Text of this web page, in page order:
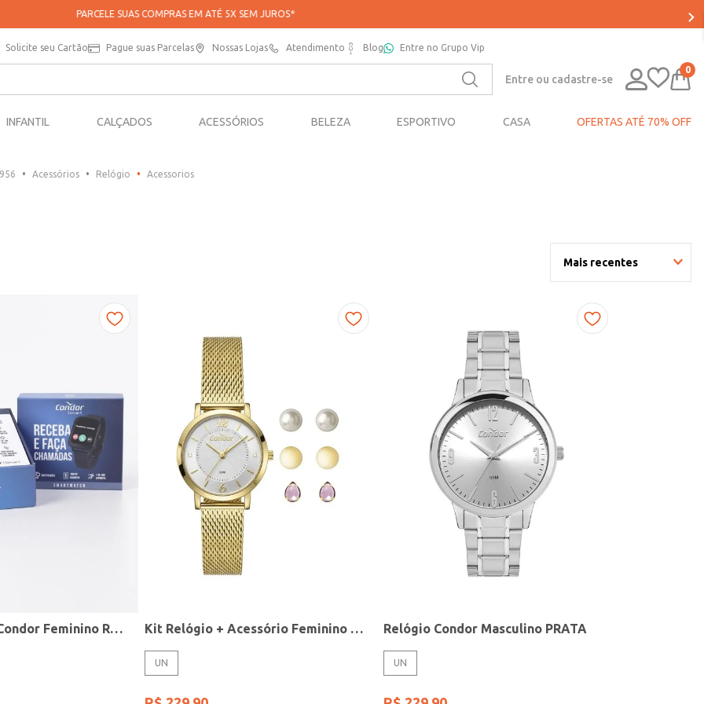
PARCELE SUAS COMPRAS EM ATÉ 5X SEM JUROS*
Solicite seu Cartão Pague suas Parcelas Nossas Lojas Atendimento Blog Entre no Grupo Vip
Entre ou cadastre-se
0
INFANTIL CALÇADOS ACESSÓRIOS BELEZA ESPORTIVO CASA OFERTAS ATÉ 70% OFF
Acessórios Relógio Acessorios
Mais recentes
Relógio Smart Condor Feminino ROSE Kit Relógio + Acessório Feminino DOURADO
UN
Relógio Condor Masculino PRATA
UN